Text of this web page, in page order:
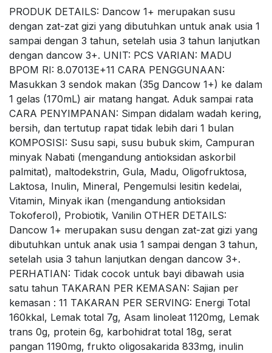
PRODUK DETAILS: Dancow 1+ merupakan susu
dengan zat-zat gizi yang dibutuhkan untuk anak usia 1
sampai dengan 3 tahun, setelah usia 3 tahun lanjutkan
dengan dancow 3+. UNIT: PCS VARIAN: MADU
BPOM RI: 8.07013E+11 CARA PENGGUNAAN:
Masukkan 3 sendok makan (35g Dancow 1+) ke dalam
1 gelas (170mL) air matang hangat. Aduk sampai rata
CARA PENYIMPANAN: Simpan didalam wadah kering,
bersih, dan tertutup rapat tidak lebih dari 1 bulan
KOMPOSISI: Susu sapi, susu bubuk skim, Campuran
minyak Nabati (mengandung antioksidan askorbil
palmitat), maltodekstrin, Gula, Madu, Oligofruktosa,
Laktosa, Inulin, Mineral, Pengemulsi lesitin kedelai,
Vitamin, Minyak ikan (mengandung antioksidan
Tokoferol), Probiotik, Vanilin OTHER DETAILS:
Dancow 1+ merupakan susu dengan zat-zat gizi yang
dibutuhkan untuk anak usia 1 sampai dengan 3 tahun,
setelah usia 3 tahun lanjutkan dengan dancow 3+.
PERHATIAN: Tidak cocok untuk bayi dibawah usia
satu tahun TAKARAN PER KEMASAN: Sajian per
kemasan : 11 TAKARAN PER SERVING: Energi Total
160kkal, Lemak total 7g, Asam linoleat 1120mg, Lemak
trans 0g, protein 6g, karbohidrat total 18g, serat
pangan 1190mg, frukto oligosakarida 833mg, inulin